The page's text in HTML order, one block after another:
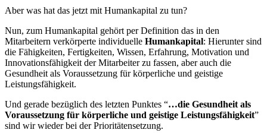
Aber was hat das jetzt mit Humankapital zu tun?
Nun, zum Humankapital gehört per Definition das in den
Mitarbeitern verkörperte individuelle Humankapital: Hierunter sind
die Fähigkeiten, Fertigkeiten, Wissen, Erfahrung, Motivation und
Innovationsfähigkeit der Mitarbeiter zu fassen, aber auch die
Gesundheit als Voraussetzung für körperliche und geistige
Leistungsfähigkeit.
Und gerade bezüglich des letzten Punktes “…die Gesundheit als
Voraussetzung für körperliche und geistige Leistungsfähigkeit”
sind wir wieder bei der Prioritätensetzung.